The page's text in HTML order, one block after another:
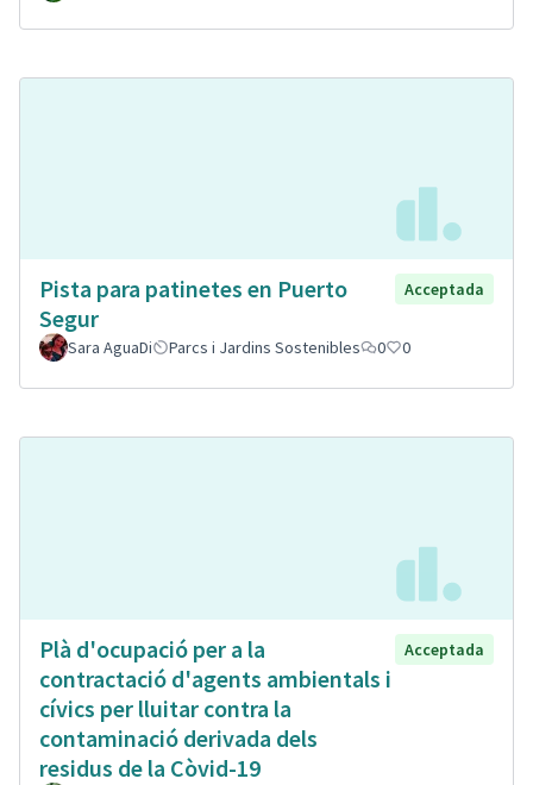
Pista para patinetes en Puerto
Segur
Acceptada
Sara AguaDi Parcs i Jardins Sostenibles 0 0
Plà d'ocupació per a la
contractació d'agents ambientals i
cívics per lluitar contra la
contaminació derivada dels
residus de la Còvid-19
Acceptada